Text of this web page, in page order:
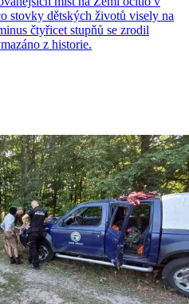
stovky dětských životů visely na
čtyřicet stupňů se zrodil
z historie.